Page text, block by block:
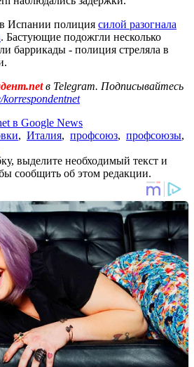
Испании полиция силой разогнала
. Бастующие подожгли несколько
баррикады - полиция стреляла в
в Telegram. Подписывайтесь
korrespondentnet
в Google News
, Италия, профсоюз, профсоюзы,
выделите необходимый текст и
сообщить об этом редакции.